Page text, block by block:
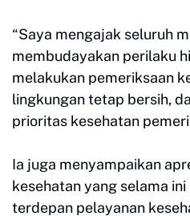
“Saya mengajak seluruh
membudayakan perilaku
melakukan pemeriksaan
lingkungan tetap bersih,
prioritas kesehatan
Ia juga menyampaikan
kesehatan yang selama
terdepan pelayanan